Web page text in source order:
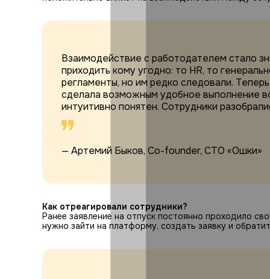
Взаимодействие с работодателем стало
приходить кому угодно: то HR, то
регламенты, но им редко следовали.
сделала возможным удобное выполнение
интуитивно понятен. Сотрудники
— Артемий Быков, Co-founder, CTO «Ошки»
Как отреагировали сотрудники?
Ранее заявление на отпуск постоянно проходило
нужно зайти на платформу, создать заявку и